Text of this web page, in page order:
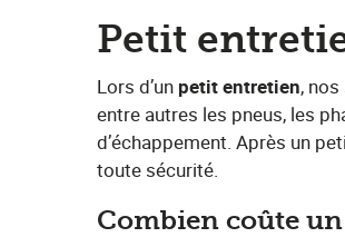
Petit
Lors d’un​ ​ petit entretien​,
entre autres les pneus, les
d’échappement. Après un
toute sécurité.
Combien coûte